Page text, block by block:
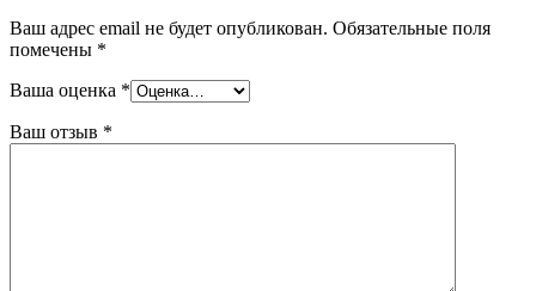
Ваш адрес email не будет опубликован. Обязательные поля
помечены *
Ваша оценка *
Ваш отзыв *